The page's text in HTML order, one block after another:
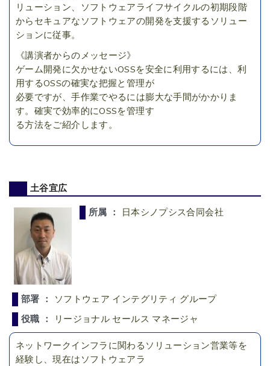
リューション、ソフトウェアライフサイクルの初期段階
からセキュアなソフトウェアの開発を支援するソリュー
ションに従事。
《講演者からのメッセージ》
ゲーム開発に欠かせないOSSを安全に利用するには、利
用するOSSの確実な把握と管理が
必要ですが、手作業でやるには膨大な手間がかかりま
す。確実で効率的にOSSを管理す
る方法をご紹介します。
土谷宜広
所属 ：
日本シノプシス合同会社
部署 ：
ソフトウェア インテグリティ グループ
役職 ：
リージョナル セールス マネージャ
ネットワークインフラに関わるソリューション営業等を
経験し、現在はソフトウェアラ